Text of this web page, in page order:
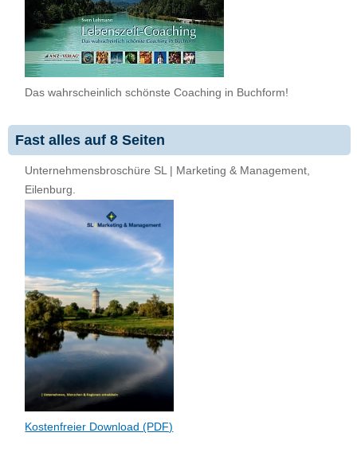
Das wahrscheinlich schönste Coaching in Buchform!
Fast alles auf 8 Seiten
Unternehmensbroschüre SL | Marketing & Management,
Eilenburg.
Kostenfreier Download (PDF)